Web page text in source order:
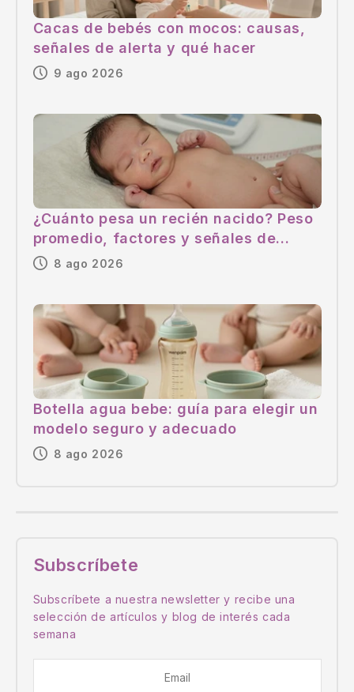
Cacas de bebés con mocos: causas,
señales de alerta y qué hacer
9 ago 2026
¿Cuánto pesa un recién nacido? Peso
promedio, factores y señales de
alerta8 ago 2026
Botella agua bebe: guía para elegir un
modelo seguro y adecuado
8 ago 2026
Subscríbete
Subscríbete a nuestra newsletter y recibe una
selección de artículos y blog de interés cada
semana